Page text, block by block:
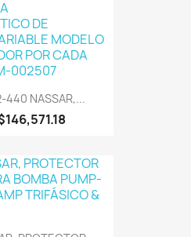
440 NASSAR,...